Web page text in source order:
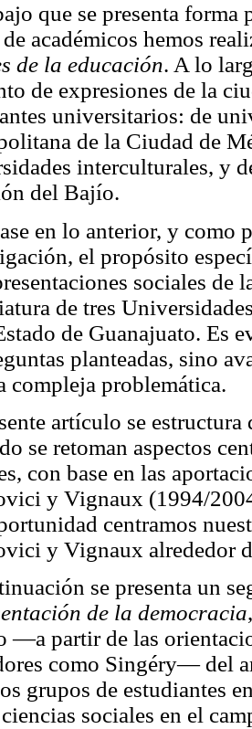
que se presenta
académicos hemos
de la educación. A lo
de expresiones de la
universitarios: de
de la Ciudad de
interculturales, y
del Bajío.
en lo anterior, y como
el propósito
sociales de
de tres
de Guanajuato. Es
planteadas, sino
compleja problemática.
artículo se
se retoman aspectos
con base en las
y Vignaux (1994/
centramos
y Vignaux alrededor
se presenta un
de la democracia
—a partir de las
como Singéry— del
grupos de estudiantes
sociales en el